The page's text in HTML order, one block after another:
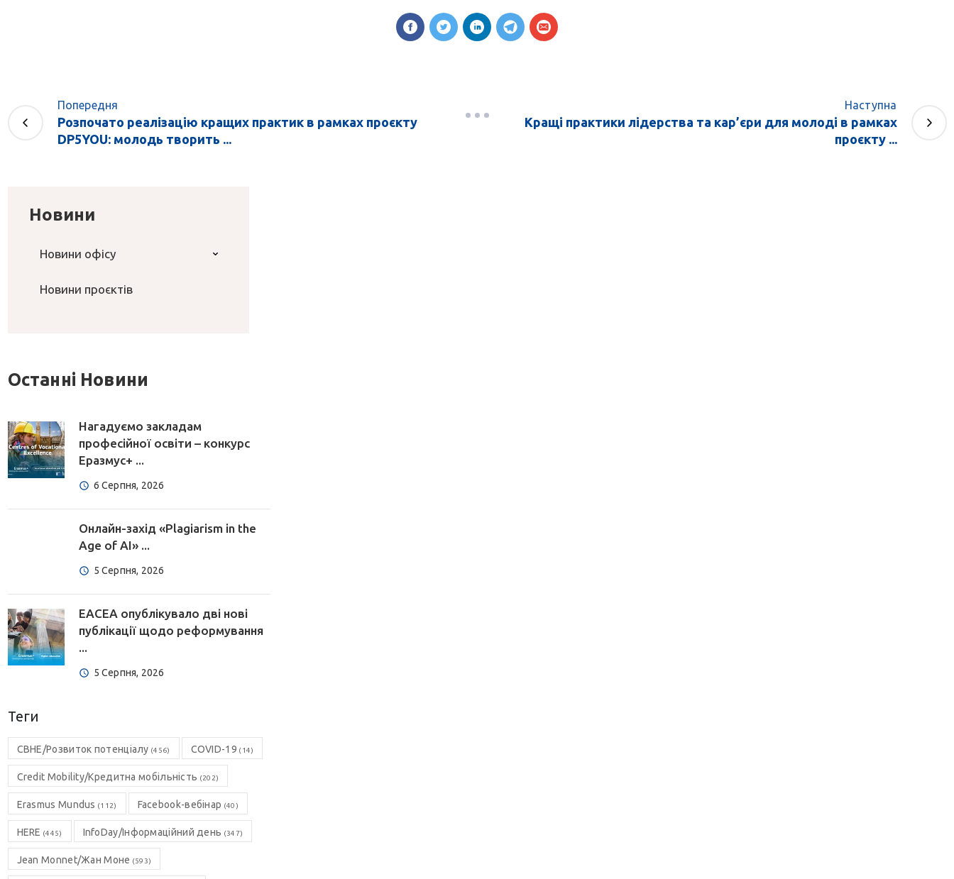
Попередня
Розпочато реалізацію кращих практик в рамках проєкту
DP5YOU: молодь творить ...
Наступна
Кращі практики лідерства та кар’єри для молоді в рамках
проєкту ...
Новини
Новини офісу
Новини проєктів
Останні Новини
Нагадуємо закладам
професійної освіти – конкурс
Еразмус+ ...
6 Серпня, 2026
Онлайн-захід «Plagiarism in the
Age of AI» ...
5 Серпня, 2026
EACEA опублікувало дві нові
публікації щодо реформування
...
5 Серпня, 2026
Теги
CBHE/Розвиток потенціалу (456) COVID-19 (14)
Credit Mobility/Кредитна мобільність (202)
Erasmus Mundus (112) Facebook-вебінар (40)
HERE (445) InfoDay/Інформаційний день (347)
Jean Monnet/Жан Моне (593)